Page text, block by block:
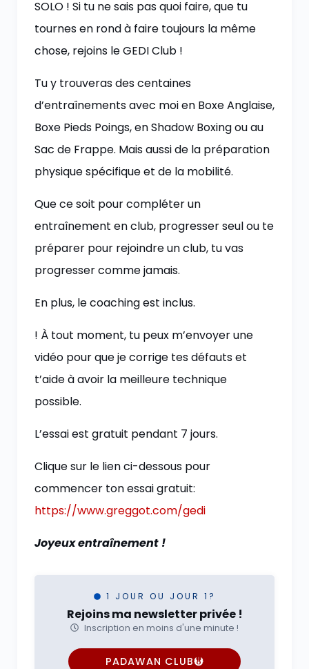
SOLO ! Si tu ne sais pas quoi faire, que tu
tournes en rond à faire toujours la même
chose, rejoins le GEDI Club !
Tu y trouveras des centaines
d’entraînements avec moi en Boxe Anglaise,
Boxe Pieds Poings, en Shadow Boxing ou au
Sac de Frappe. Mais aussi de la préparation
physique spécifique et de la mobilité.
Que ce soit pour compléter un
entraînement en club, progresser seul ou te
préparer pour rejoindre un club, tu vas
progresser comme jamais.
En plus, le coaching est inclus.
! À tout moment, tu peux m’envoyer une
vidéo pour que je corrige tes défauts et
t’aide à avoir la meilleure technique
possible.
L’essai est gratuit pendant 7 jours.
Clique sur le lien ci-dessous pour
commencer ton essai gratuit:
https://www.greggot.com/gedi
Joyeux entraînement !
1 JOUR OU JOUR 1?
Rejoins ma newsletter privée !
Inscription en moins d'une minute !
PADAWAN CLUB